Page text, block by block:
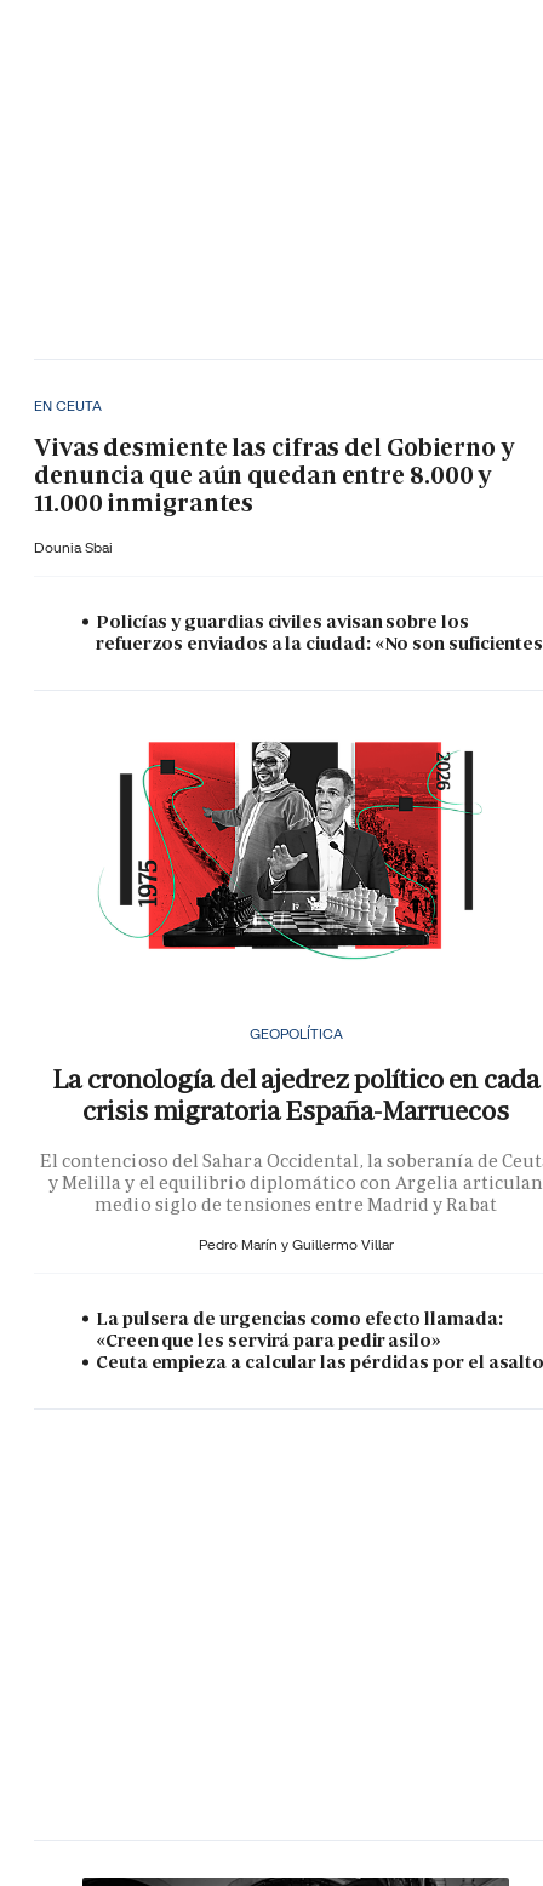
EN CEUTA
Vivas desmiente las cifras del Gobierno y
denuncia que aún quedan entre 8.000 y
11.000 inmigrantes
Dounia Sbai
Policías y guardias civiles avisan sobre los
refuerzos enviados a la ciudad: «No son
GEOPOLÍTICA
La cronología del ajedrez político en cada
crisis migratoria España-Marruecos
El contencioso del Sahara Occidental, la soberanía de
y Melilla y el equilibrio diplomático con Argelia articulan
medio siglo de tensiones entre Madrid y Rabat
Pedro Marín y Guillermo Villar
La pulsera de urgencias como efecto llamada:
«Creen que les servirá para pedir asilo»
Ceuta empieza a calcular las pérdidas por el